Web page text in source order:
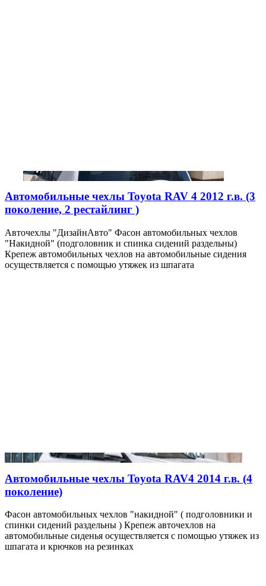
Автомобильные чехлы Toyota RAV 4 2012 г.в. (3
поколение, 2 рестайлинг )
Авточехлы "ДизайнАвто" Фасон автомобильных чехлов
"Накидной" (подголовник и спинка сидений раздельны)
Крепеж автомобильных чехлов на автомобильные сидения
осуществляется с помощью утяжек из шпагата
Автомобильные чехлы Toyota RAV4 2014 г.в. (4
поколение)
Фасон автомобильных чехлов "накидной" ( подголовники и
спинки сидений раздельны ) Крепеж авточехлов на
автомобильные сиденья осуществляется с помощью утяжек из
шпагата и крючков на резинках